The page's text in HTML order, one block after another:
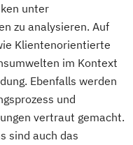
Medizintechnik
New Work
unter
zu analysieren. Auf
Klientenorientierte
im Kontext
Ebenfalls werden
und
vertraut gemacht.
sind auch das